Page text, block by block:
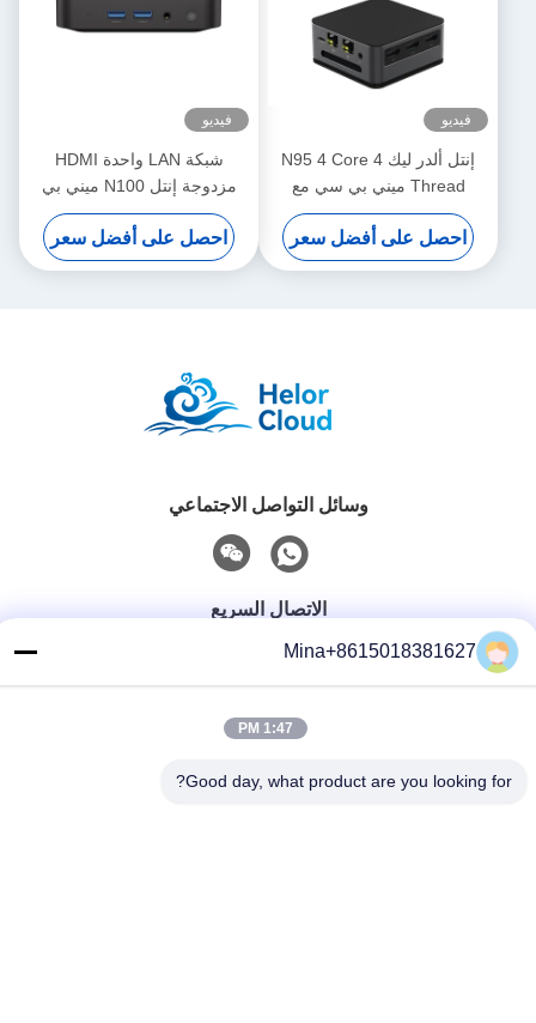
فيديو
إنتل ألدر ليك N95 4 Core 4
Thread ميني بي سي مع
LPDDR5 12G 2 إثنتر و واي
فاي
احصل على أفضل سعر
فيديو
شبكة LAN واحدة HDMI
مزدوجة إنتل N100 ميني بي
سي DDR4 16GB للمكتب
المنزلي
احصل على أفضل سعر
وسائل التواصل الاجتماعي
الاتصال السريع
تيل
86-132-6668-8862
sales07@helorcloud.com
Mina+8615018381627
1:47 PM
Good day, what product are you looking for?